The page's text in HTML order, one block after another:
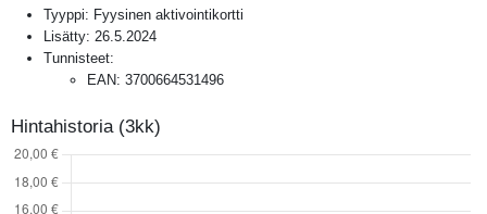
Tyyppi: Fyysinen aktivointikortti
Lisätty: 26.5.2024
Tunnisteet:
EAN: 3700664531496
Hintahistoria (3kk)